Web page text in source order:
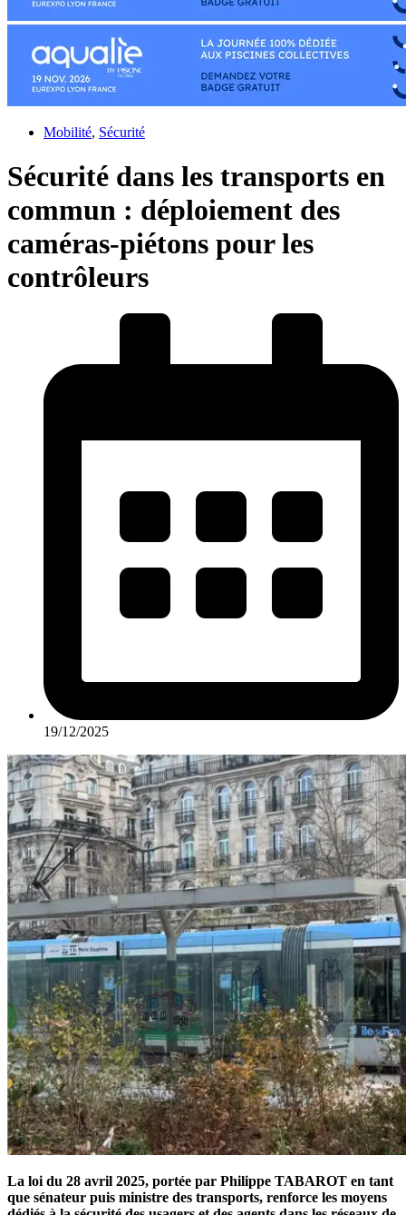
Mobilité, Sécurité
Sécurité dans les transports en
commun : déploiement des
caméras-piétons pour les
contrôleurs
19/12/2025
La loi du 28 avril 2025, portée par Philippe TABAROT en tant
que sénateur puis ministre des transports, renforce les moyens